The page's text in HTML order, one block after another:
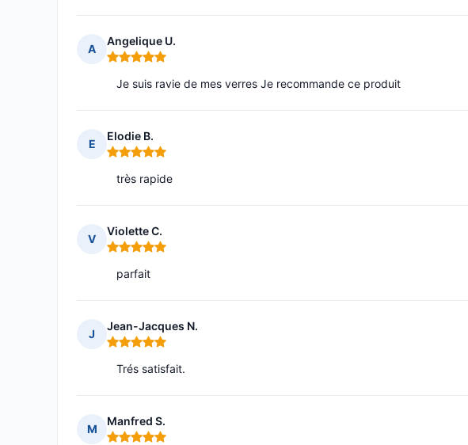
A
Angelique U.
Note : 5 sur 5
Je suis ravie de mes verres Je recommande ce produit
E
Elodie B.
Note : 5 sur 5
très rapide
V
Violette C.
Note : 5 sur 5
parfait
J
Jean-Jacques N.
Note : 5 sur 5
Trés satisfait.
M
Manfred S.